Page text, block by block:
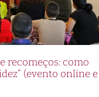
recomeços: como
(evento online e